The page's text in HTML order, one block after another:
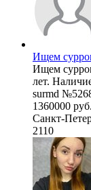
Ищем
Ищем
лет.
surmd
1360000 руб.
Санкт-
2110